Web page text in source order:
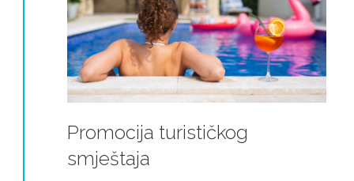
Promocija turističkog
smještaja